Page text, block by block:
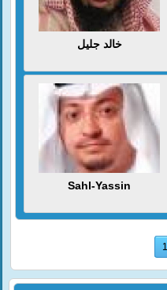
خالد جليل
Sahl-Yassin
1